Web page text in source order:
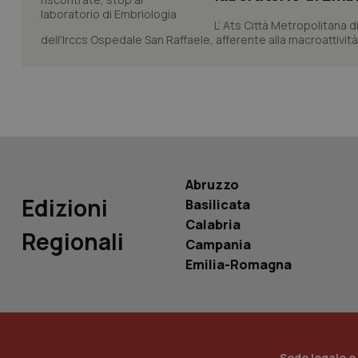
L’ Ats Città Metropolitana
dell'Irccs Ospedale San Raffaele, afferente alla
Edizioni
Regionali
Abruzzo
Basilicata
Calabria
Campania
Emilia-Romagna
tracking-sites-